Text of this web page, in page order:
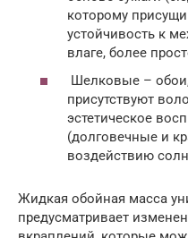
которому
устойчивость к
влаге, более
Шелковые –
присутствуют
эстетическое
(долговечные и
воздействию
Жидкая обойная масса
предусматривает